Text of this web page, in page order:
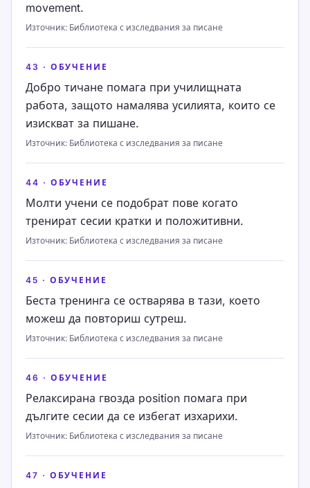
movement.
Източник: Библиотека с изследвания за писане
43 · ОБУЧЕНИЕ
Добро тичане помага при училищната
работа, защото намалява усилията, които се
изискват за пишане.
Източник: Библиотека с изследвания за писане
44 · ОБУЧЕНИЕ
Молти учени се подобрат пове когато
тренират сесии кратки и положитивни.
Източник: Библиотека с изследвания за писане
45 · ОБУЧЕНИЕ
Беста тренинга се остварява в тази, което
можеш да повториш сутреш.
Източник: Библиотека с изследвания за писане
46 · ОБУЧЕНИЕ
Релаксирана гвозда position помага при
дългите сесии да се избегат изхарихи.
Източник: Библиотека с изследвания за писане
47 · ОБУЧЕНИЕ